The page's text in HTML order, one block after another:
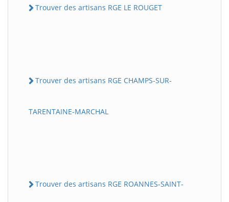
Trouver des artisans RGE LE ROUGET
Trouver des artisans RGE CHAMPS-SUR-
TARENTAINE-MARCHAL
Trouver des artisans RGE ROANNES-SAINT-